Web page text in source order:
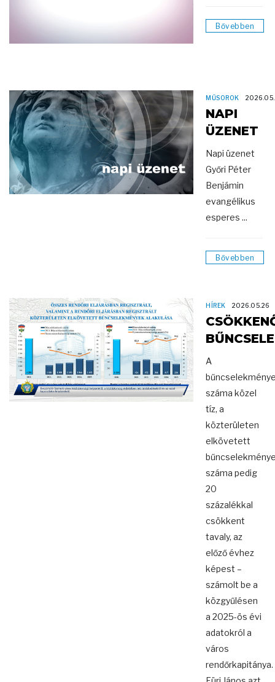
Bővebben
MŰSOROK
NAPI
ÜZENET
Napi üzenet
Győri Péter
Benjámin
evangélikus
esperes ...
Bővebben
HÍREK 2026.05.26
A
száma közel
tíz, a
közterületen
elkövetett
száma pedig
20
százalékkal
csökkent
tavaly, az
előző évhez
képest –
számolt be a
közgyűlésen
a 2025-ös évi
adatokról a
város
rendőrkapitánya.